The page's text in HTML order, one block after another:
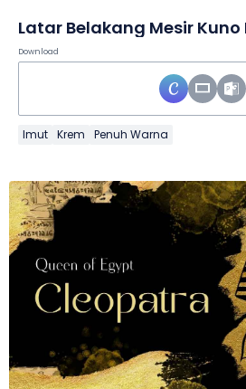
Download
Imut Krem Penuh Warna